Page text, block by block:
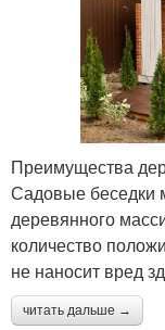
Преимущества
Садовые беседки
деревянного
количество
не наносит вред
читать дальше →